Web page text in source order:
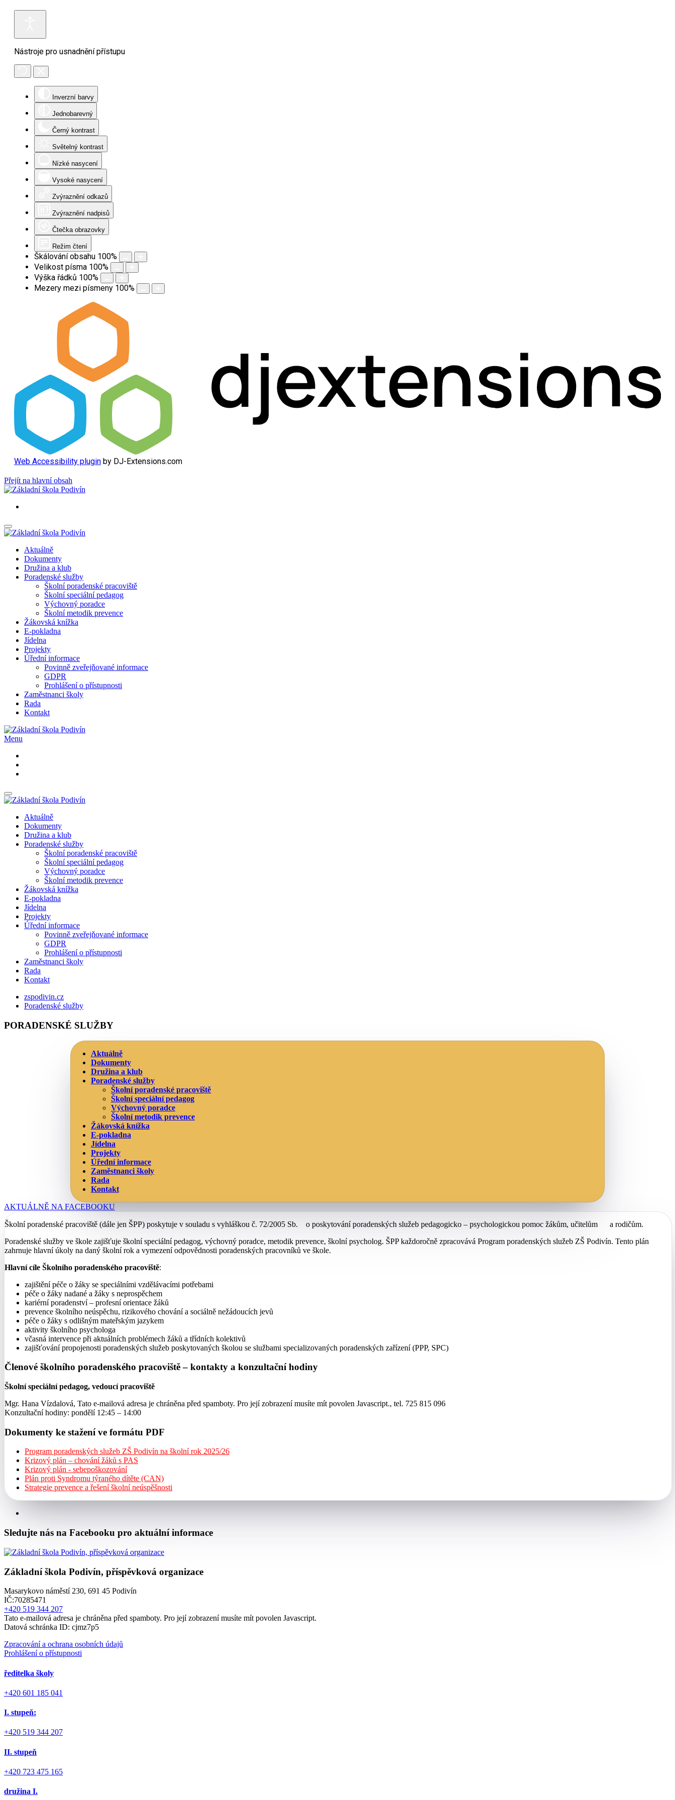
Nástroje pro usnadnění přístupu
Inverzní barvy
Jednobarevný
Černý kontrast
Světelný kontrast
Nízké nasycení
Vysoké nasycení
Zvýraznění odkazů
Zvýraznění nadpisů
Čtečka obrazovky
Režim čtení
Škálování obsahu 100%
Velikost písma 100%
Výška řádků 100%
Mezery mezi písmeny 100%
Web Accessibility plugin by DJ-Extensions.com
Přejít na hlavní obsah
Aktuálně
Dokumenty
Družina a klub
Poradenské služby
Školní poradenské pracoviště
Školní speciální pedagog
Výchovný poradce
Školní metodik prevence
Žákovská knížka
E-pokladna
Jídelna
Projekty
Úřední informace
Povinně zveřejňované informace
GDPR
Prohlášení o přístupnosti
Zaměstnanci školy
Rada
Kontakt
Menu
Aktuálně
Dokumenty
Družina a klub
Poradenské služby
Školní poradenské pracoviště
Školní speciální pedagog
Výchovný poradce
Školní metodik prevence
Žákovská knížka
E-pokladna
Jídelna
Projekty
Úřední informace
Povinně zveřejňované informace
GDPR
Prohlášení o přístupnosti
Zaměstnanci školy
Rada
Kontakt
zspodivin.cz
Poradenské služby
PORADENSKÉ SLUŽBY
Aktuálně
Dokumenty
Družina a klub
Poradenské služby
Školní poradenské pracoviště
Školní speciální pedagog
Výchovný poradce
Školní metodik prevence
Žákovská knížka
E-pokladna
Jídelna
Projekty
Úřední informace
Zaměstnanci školy
Rada
Kontakt
AKTUÁLNĚ NA FACEBOOKU
Školní poradenské pracoviště (dále jen ŠPP) poskytuje v souladu s vyhláškou č. 72/2005 Sb. o poskytování poradenských služeb pedagogicko – psychologickou pomoc žákům, učitelům a rodičům.
Poradenské služby ve škole zajišťuje školní speciální pedagog, výchovný poradce, metodik prevence, školní psycholog. ŠPP každoročně zpracovává Program poradenských služeb ZŠ Podivín. Tento plán
zahrnuje hlavní úkoly na daný školní rok a vymezení odpovědnosti poradenských pracovníků ve škole.
Hlavní cíle Školního poradenského pracoviště:
zajištění péče o žáky se speciálními vzdělávacími potřebami
péče o žáky nadané a žáky s neprospěchem
kariérní poradenství – profesní orientace žáků
prevence školního neúspěchu, rizikového chování a sociálně nežádoucích jevů
péče o žáky s odlišným mateřským jazykem
aktivity školního psychologa
včasná intervence při aktuálních problémech žáků a třídních kolektivů
zajišťování propojenosti poradenských služeb poskytovaných školou se službami specializovaných poradenských zařízení (PPP, SPC)
Členové školního poradenského pracoviště – kontakty a konzultační hodiny
Školní speciální pedagog, vedoucí pracoviště
Mgr. Hana Vízdalová, Tato e-mailová adresa je chráněna před spamboty. Pro její zobrazení musíte mít povolen Javascript., tel. 725 815 096
Konzultační hodiny: pondělí 12:45 – 14:00
Dokumenty ke stažení ve formátu PDF
Program poradenských služeb ZŠ Podivín na školní rok 2025/26
Krizový plán – chování žáků s PAS
Krizový plán - sebepoškozování
Plán proti Syndromu týraného dítěte (CAN)
Strategie prevence a řešení školní neúspěšnosti
Sledujte nás na Facebooku pro aktuální informace
Základní škola Podivín, příspěvková organizace
Masarykovo náměstí 230, 691 45 Podivín
IČ:70285471
+420 519 344 207
Tato e-mailová adresa je chráněna před spamboty. Pro její zobrazení musíte mít povolen Javascript.
Datová schránka ID: cjmz7p5
Zpracování a ochrana osobních údajů
Prohlášení o přístupnosti
ředitelka školy
+420 601 185 041
I. stupeň:
+420 519 344 207
II. stupeň
+420 723 475 165
družina I.